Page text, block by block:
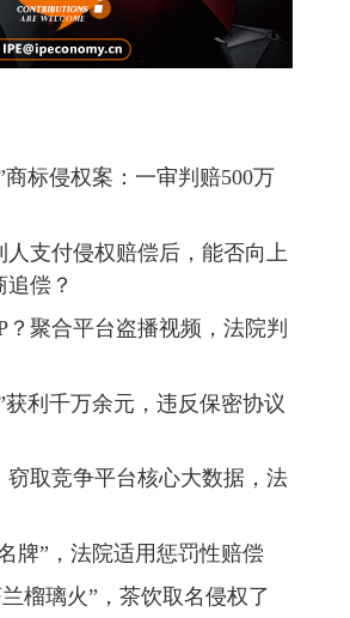
标侵权案：一审判赔500万
人支付侵权赔偿后，能否向上
偿？
？聚合平台盗播视频，法院判
获利千万余元，违反保密协议
窃取竞争平台核心大数据，法
牌”，法院适用惩罚性赔偿
榴璃火”，茶饮取名侵权了